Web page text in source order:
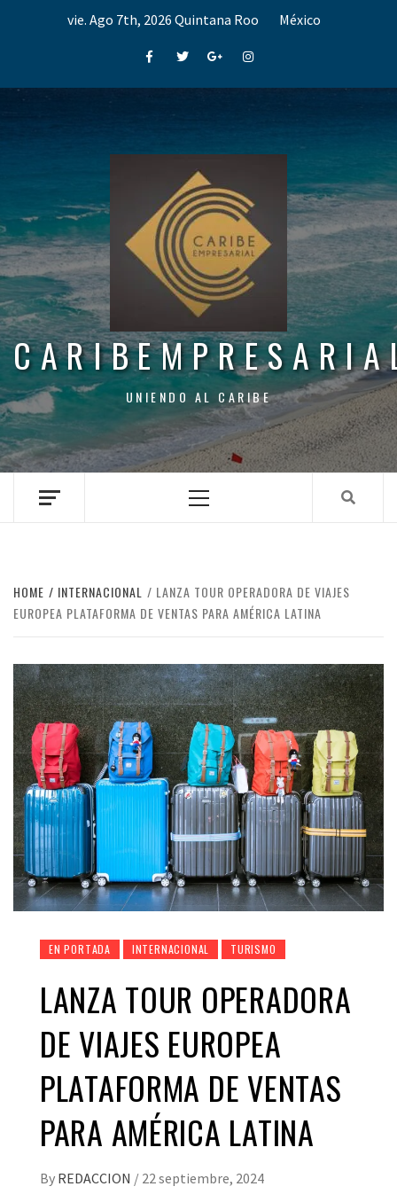
vie. Ago 7th, 2026 Quintana Roo México
FacebookTwitterGoogle+Instagram
UNIENDO AL CARIBE
Menu
HOME INTERNACIONAL
LANZA TOUR OPERADORA DE VIAJES
EUROPEA PLATAFORMA DE VENTAS PARA AMÉRICA LATINA
EN PORTADA INTERNACIONAL TURISMO
LANZA TOUR OPERADORA
DE VIAJES EUROPEA
PLATAFORMA DE VENTAS
PARA AMÉRICA LATINA
By REDACCION / 22 septiembre, 2024